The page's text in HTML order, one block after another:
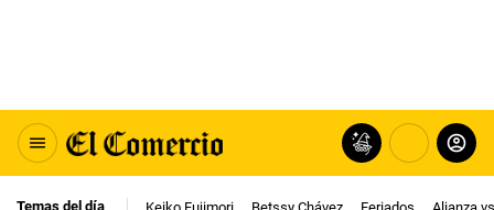
Temas del día Keiko Fujimori Betssy Chávez Feriados Alianza